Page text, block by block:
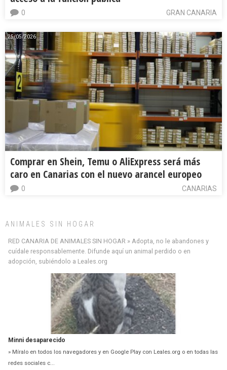
GRAN CANARIA
0
25/05/2026
Comprar en Shein, Temu o AliExpress será más
caro en Canarias con el nuevo arancel europeo
CANARIAS
0
ANIMALES SIN HOGAR
RED CANARIA DE ANIMALES SIN HOGAR » Adopta, no le abandones y
cuídale responsablemente. Difunde aquí un animal perdido o en
adopción, subiéndolo a Leales.org
Minni desaparecido
» Míralo en todos los navegadores y en Google Play con Leales.org o en todas las
redes sociales c...